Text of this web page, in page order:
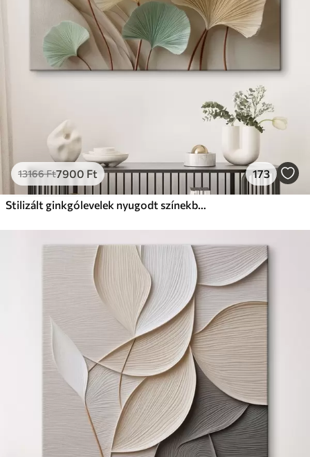
Ft
Élénk, gazdag színek
Fakulásálló
✓Biztonságos, szagtalan tinta
Eco-Prémium
Tól12405Ft
✓Élénk, gazdag színek
✓Fakulásálló
Környezetbarát anyag
13166Ft7900 Ft 173
Stilizált ginkgólevelek nyugodt színekben